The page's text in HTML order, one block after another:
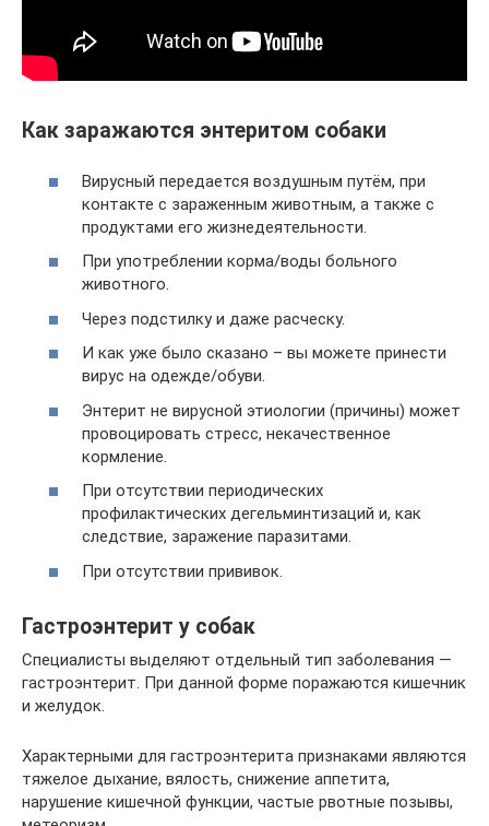
Как заражаются энтеритом собаки
Вирусный передается воздушным путём, при
контакте с зараженным животным, а также с
продуктами его жизнедеятельности.
При употреблении корма/воды больного
животного.
Через подстилку и даже расческу.
И как уже было сказано – вы можете принести
вирус на одежде/обуви.
Энтерит не вирусной этиологии (причины) может
провоцировать стресс, некачественное
кормление.
При отсутствии периодических
профилактических дегельминтизаций и, как
следствие, заражение паразитами.
При отсутствии прививок.
Гастроэнтерит у собак
Специалисты выделяют отдельный тип заболевания —
гастроэнтерит. При данной форме поражаются кишечник
и желудок.
Характерными для гастроэнтерита признаками являются
тяжелое дыхание, вялость, снижение аппетита,
нарушение кишечной функции, частые рвотные позывы,